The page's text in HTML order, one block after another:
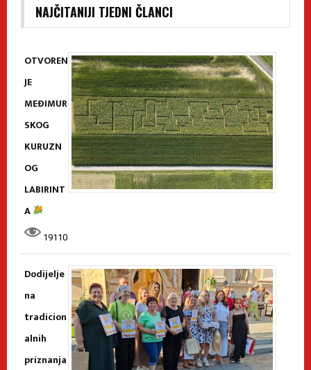
NAJČITANIJI TJEDNI ČLANCI
OTVOREN
JE
MEĐIMUR
SKOG
KURUZN
OG
LABIRINT
A
19110
Dodijelje
na
tradicion
alnih
priznanja